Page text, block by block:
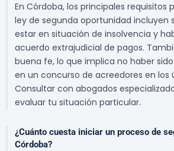
En Córdoba, los principales requisitos
ley de segunda oportunidad incluyen
estar en situación de insolvencia y
acuerdo extrajudicial de pagos.
buena fe, lo que implica no haber
en un concurso de acreedores en los
Consultar con abogados
evaluar tu situación particular.
¿Cuánto cuesta iniciar un proceso de
Córdoba?